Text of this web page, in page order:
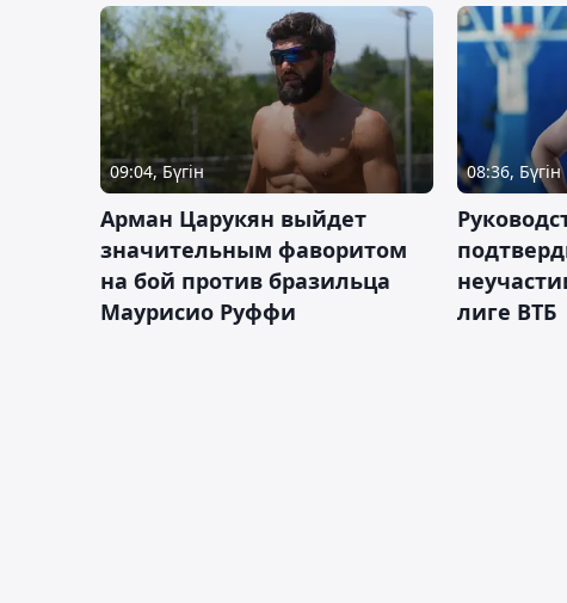
09:04, Бүгін
Арман Царукян выйдет
значительным фаворитом
на бой против бразильца
Маурисио Руффи
08:36, Бүгін
лиге ВТБ